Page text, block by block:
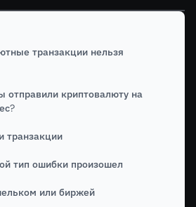
транзакции нельзя
отправили криптовалюту на
транзакции
тип ошибки произошел
или биржей